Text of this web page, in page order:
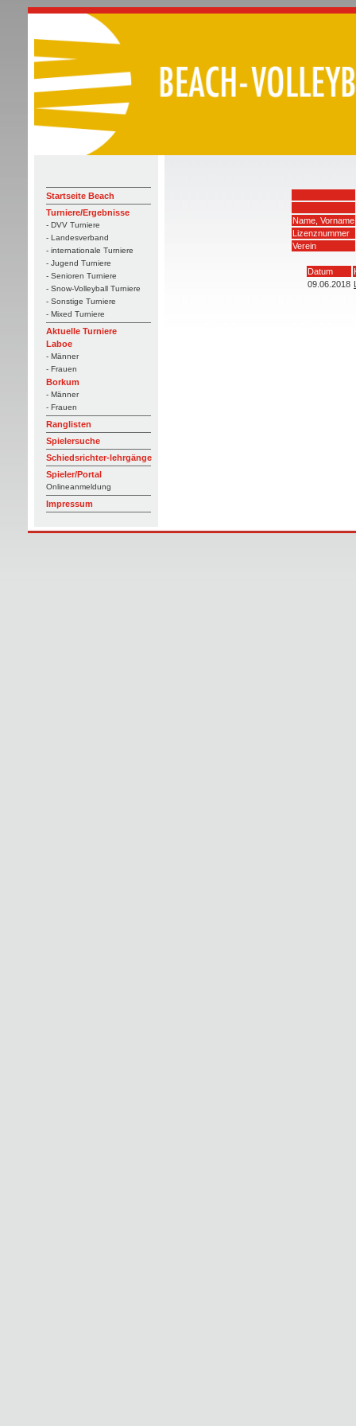
Startseite Beach
Turniere/Ergebnisse
- DVV Turniere
- Landesverband
- internationale Turniere
- Jugend Turniere
- Senioren Turniere
- Snow-Volleyball Turniere
- Sonstige Turniere
- Mixed Turniere
Aktuelle Turniere
Laboe
- Männer
- Frauen
Borkum
- Männer
- Frauen
Ranglisten
Spielersuche
Schiedsrichter-lehrgänge
Spieler/Portal
Onlineanmeldung
Impressum
Name, Vorname
Lizenznummer
Verein
Datum
09.06.2018